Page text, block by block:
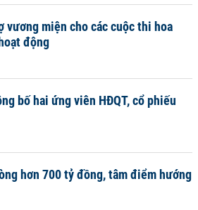
vương miện cho các cuộc thi hoa
động
bố hai ứng viên HĐQT, cổ phiếu
hơn 700 tỷ đồng, tâm điểm hướng